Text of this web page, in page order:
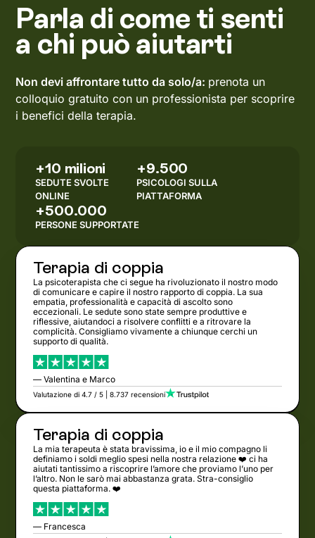
Parla di come ti senti
a chi può aiutarti
Non devi affrontare tutto da solo/a: prenota un
colloquio gratuito con un professionista per scoprire
i benefici della terapia.
+10 milioni
SEDUTE SVOLTE
ONLINE
+9.500
PSICOLOGI SULLA
PIATTAFORMA
+500.000
PERSONE SUPPORTATE
Terapia di coppia
La psicoterapista che ci segue ha rivoluzionato il nostro modo
di comunicare e capire il nostro rapporto di coppia. La sua
empatia, professionalità e capacità di ascolto sono
eccezionali. Le sedute sono state sempre produttive e
riflessive, aiutandoci a risolvere conflitti e a ritrovare la
complicità. Consigliamo vivamente a chiunque cerchi un
supporto di qualità.
— Valentina e Marco
Valutazione di 4.7 / 5 | 8.737 recensioni
Terapia di coppia
La mia terapeuta è stata bravissima, io e il mio compagno li
definiamo i soldi meglio spesi nella nostra relazione ❤️ ci ha
aiutati tantissimo a riscoprire l’amore che proviamo l’uno per
l’altro. Non le sarò mai abbastanza grata. Stra-consiglio
questa piattaforma. ❤️
— Francesca